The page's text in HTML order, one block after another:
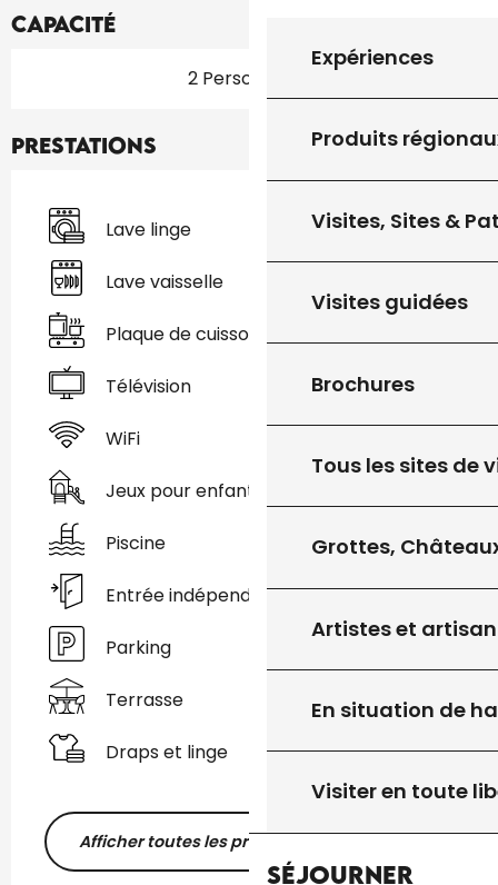
Expériences
Produits
Visites, Sites &
Visites guidées
Brochures
Tous les sites de
Grottes,
Artistes et
En situation de
Visiter en toute
Séjourner
Capacité
2 Personne(s)
Prestations
Lave linge
Lave vaisselle
Plaque de cuisson
Télévision
WiFi
Jeux pour enfants / Espace jeux
Piscine
Entrée indépendante
Parking
Terrasse
Draps et linge
Afficher toutes les prestations